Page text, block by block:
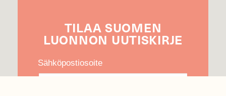
TILAA SUOMEN
LUONNON UUTIS­KIRJE
Sähköpostiosoite